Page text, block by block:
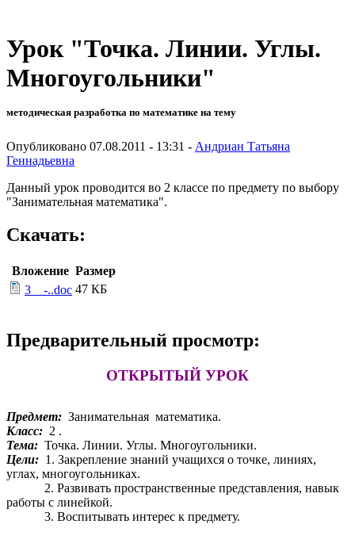
Урок "Точка. Линии. Углы.
Многоугольники"
методическая разработка по математике на тему
Опубликовано 07.08.2011 - 13:31 - Андриан Татьяна
Геннадьевна
Данный урок проводится во 2 классе по предмету по выбору
"Занимательная математика".
Скачать:
Вложение Размер
3__-..doc 47 КБ
Предварительный просмотр:
ОТКРЫТЫЙ УРОК
Предмет: Занимательная математика.
Класс: 2 .
Тема: Точка. Линии. Углы. Многоугольники.
Цели: 1. Закрепление знаний учащихся о точке, линиях,
углах, многоугольниках.
2. Развивать пространственные представления, навык
работы с линейкой.
3. Воспитывать интерес к предмету.